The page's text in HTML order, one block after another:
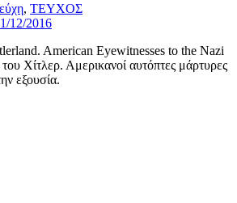
, ΤΕΥΧΟΣ
12/2016
American Eyewitnesses to the Nazi
Χίτλερ. Αμερικανοί αυτόπτες μάρτυρες
εξουσία.